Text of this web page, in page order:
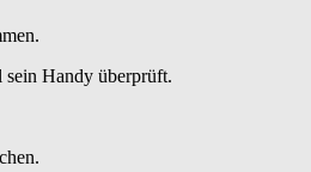
sein Handy überprüft.